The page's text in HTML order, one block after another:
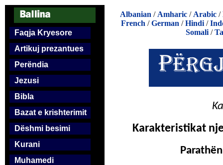
Faqja Kryesore
Artikuj prezantues
Perëndia
Jezusi
Bibla
Bazat e krishterimit
Dëshmi besimi
Kurani
Muhamedi
Albanian / Amharic / Arabic /
French /German /Hindi /
Somali/
Karakteristikat